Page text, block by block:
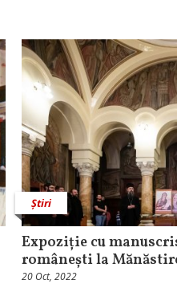
Știri
Expoziție cu
românești la
20 Oct, 2022